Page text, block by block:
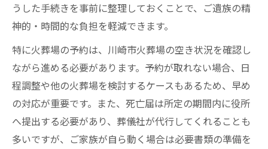
うした手続きを事前に整理しておくことで、ご遺族の精
神的・時間的な負担を軽減できます。
特に火葬場の予約は、川崎市火葬場の空き状況を確認し
ながら進める必要があります。予約が取れない場合、日
程調整や他の火葬場を検討するケースもあるため、早め
の対応が重要です。また、死亡届は所定の期間内に役所
へ提出する必要があり、葬儀社が代行してくれることも
多いですが、ご家族が自ら動く場合は必要書類の準備を